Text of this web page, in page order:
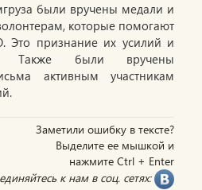
были вручены медали и
которые помогают
Это признание их усилий и
Также были вручены
активным участникам
Заметили ошибку в тексте?
Выделите ее мышкой и
нажмите Ctrl + Enter
к нам в соц. сетях: